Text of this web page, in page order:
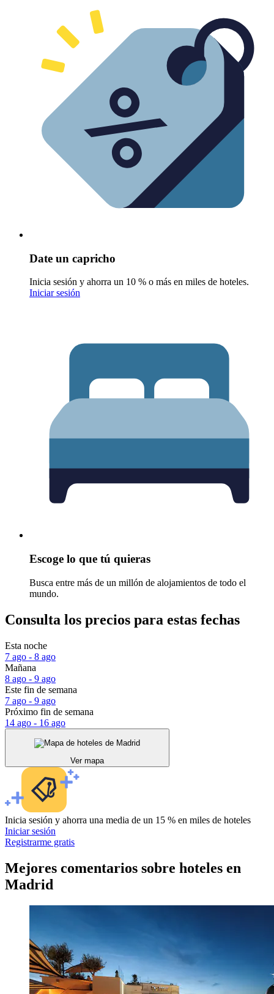
Date un capricho
Inicia sesión y ahorra un 10 % o más en miles de hoteles.
Iniciar sesión
Escoge lo que tú quieras
Busca entre más de un millón de alojamientos de todo el
mundo.
Consulta los precios para estas fechas
Esta noche
7 ago - 8 ago
Mañana
8 ago - 9 ago
Este fin de semana
7 ago - 9 ago
Próximo fin de semana
14 ago - 16 ago
Ver mapa
Inicia sesión y ahorra una media de un 15 % en miles de hoteles
Iniciar sesión
Registrarme gratis
Mejores comentarios sobre hoteles en
Madrid